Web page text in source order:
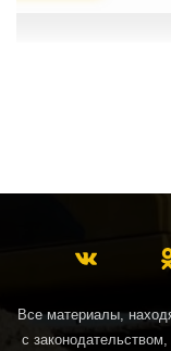
Все материалы,
с